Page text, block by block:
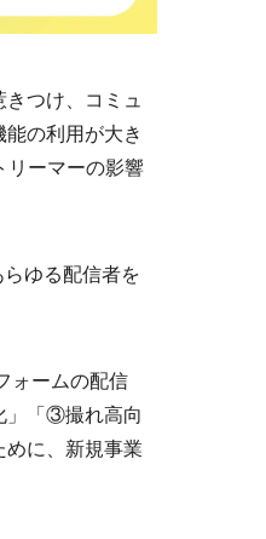
つけ、コミュ
の利用が大き
リーマーの影響
ゆる配信者を
ォームの配信
」「③撮れ高向
に、新規事業